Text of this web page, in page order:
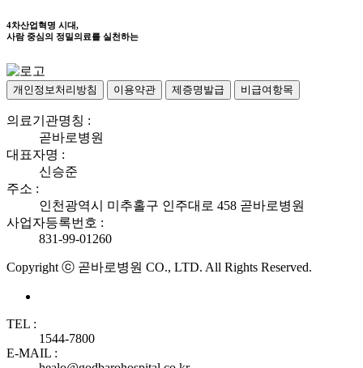
4차산업혁명 시대,
사람 중심의 정밀의료를 실천하는
개인정보처리방침 이용약관 제증명발급 비급여항목
의료기관명칭 :
곧바로병원
대표자명 :
신승준
주소 :
인천광역시 미추홀구 인주대로 458 곧바로병원
사업자등록번호 :
831-99-01260
Copyright ⓒ 곧바로병원 CO., LTD. All Rights Reserved.
TEL :
1544-7800
E-MAIL :